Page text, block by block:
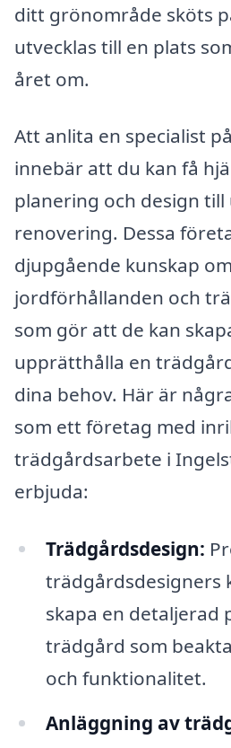
ditt grönområde sköts
utvecklas till en plats
året om.
Att anlita en specialist
innebär att du kan få
planering och design
renovering. Dessa
djupgående kunskap
jordförhållanden och
som gör att de kan
upprätthålla en
dina behov. Här är
som ett företag med
trädgårdsarbete i
erbjuda:
Trädgårdsdesign:
trädgårdsdesigners
skapa en detaljerad
trädgård som
och funktionalitet.
Anläggning av